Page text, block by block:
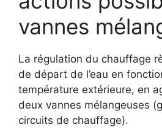
vannes
La régulation du chauffage
de départ de l’eau en
température extérieure, en
deux vannes mélangeuses
circuits de chauffage).